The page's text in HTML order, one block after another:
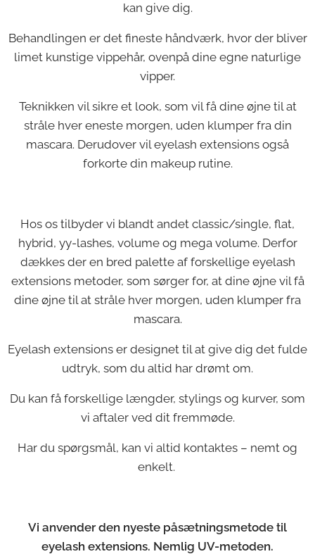
kan give dig.
Behandlingen er det fineste håndværk, hvor der bliver
limet kunstige vippehår, ovenpå dine egne naturlige
vipper.
Teknikken vil sikre et look, som vil få dine øjne til at
stråle hver eneste morgen, uden klumper fra din
mascara. Derudover vil eyelash extensions også
forkorte din makeup rutine.
Hos os tilbyder vi blandt andet classic/single, flat,
hybrid, yy-lashes, volume og mega volume. Derfor
dækkes der en bred palette af forskellige eyelash
extensions metoder, som sørger for, at dine øjne vil få
dine øjne til at stråle hver morgen, uden klumper fra
mascara.
Eyelash extensions er designet til at give dig det fulde
udtryk, som du altid har drømt om.
Du kan få forskellige længder, stylings og kurver, som
vi aftaler ved dit fremmøde.
Har du spørgsmål, kan vi altid kontaktes – nemt og
enkelt.
Vi anvender den nyeste påsætningsmetode til
eyelash extensions. Nemlig UV-metoden.